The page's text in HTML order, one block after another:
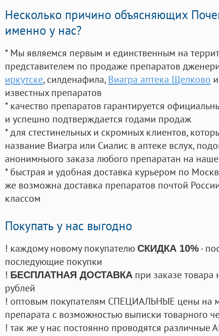
Несколько причино объясняющих
именно у нас?
* Мы являемся первым и единственным на
представителем по продаже препаратов
иркутске, силденафила, Виагра аптека Щелково
известных препаратов
* качество препаратов гарантируется
и успешно подтверждается годами продаж
* для стестинельных и скромных клиентов,
название Виагра или Сиалис в аптеке вслух,
анонимныого заказа любого препаратан на
* быстрая и удобная доставка курьером по
же возможна доставка препаратов почтой
классом
Покупать у нас выгодно
! каждому новому покупателю СКИДКА 10%-
последующие покупки
! БЕСПЛАТНАЯ ДОСТАВКА при заказе
рублей
! оптовым покупателям СПЕЦИАЛЬНЫЕ цены на
препарата с возможностью выписки товарного
! так же у нас постоянно проводятся